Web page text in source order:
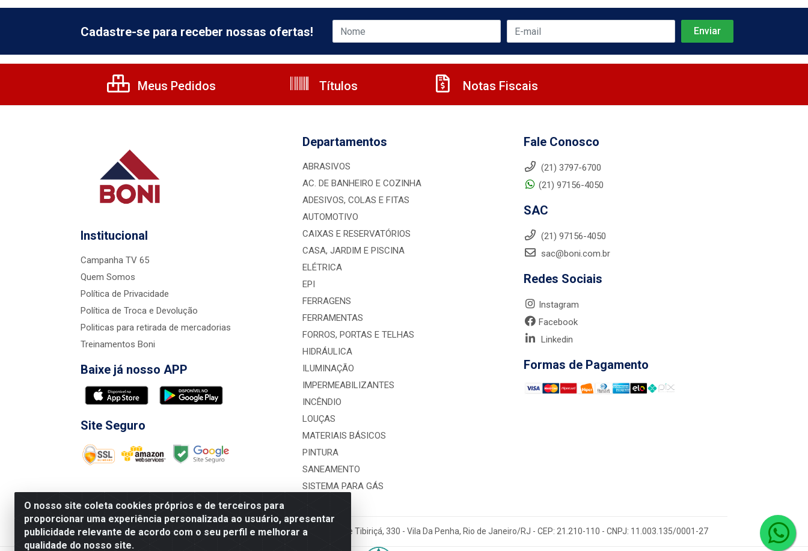
O nosso site coleta cookies próprios e de terceiros para
proporcionar uma experiência personalizada ao usuário, apresentar
publicidade relevante de acordo com o seu perfil e melhorar a
qualidade do nosso site.
Cadastre-se para receber nossas ofertas!
Meus Pedidos Títulos Notas Fiscais
Institucional
Campanha TV 65
Quem Somos
Política de Privacidade
Política de Troca e Devolução
Politicas para retirada de mercadorias
Treinamentos Boni
Baixe já nosso APP
Site Seguro
Departamentos
ABRASIVOS
AC. DE BANHEIRO E COZINHA
ADESIVOS, COLAS E FITAS
AUTOMOTIVO
CAIXAS E RESERVATÓRIOS
CASA, JARDIM E PISCINA
ELÉTRICA
EPI
FERRAGENS
FERRAMENTAS
FORROS, PORTAS E TELHAS
HIDRÁULICA
ILUMINAÇÃO
IMPERMEABILIZANTES
INCÊNDIO
LOUÇAS
MATERIAIS BÁSICOS
PINTURA
SANEAMENTO
SISTEMA PARA GÁS
Fale Conosco
(21) 3797-6700
(21) 97156-4050
SAC
(21) 97156-4050
sac@boni.com.br
Redes Sociais
Instagram
Facebook
Linkedin
Formas de Pagamento
Nova Boni Distribuidora de Material de Construção LTDA - Rua Alice Tibiriçá, 330 - Vila Da Penha, Rio de Janeiro/RJ - CEP: 21.210-110 - CNPJ: 11.003.135/0001-27